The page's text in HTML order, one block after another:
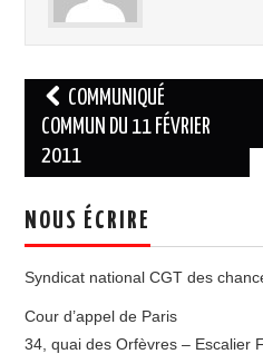
Navigation
des
articles
COMMUNIQUÉ
COMMUN DU 11 FÉVRIER
2011
NOUS ÉCRIRE
Syndicat national CGT des
Cour d’appel de Paris
34, quai des Orfèvres – Escalier